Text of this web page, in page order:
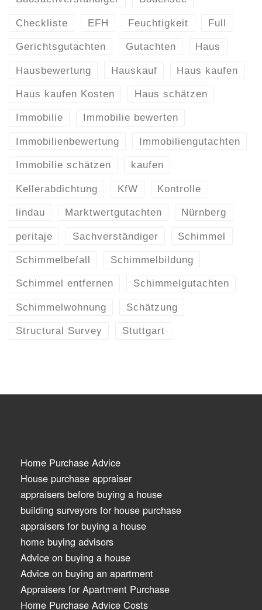
Checkliste EFH Feuchtigkeit Full
Gerichtsgutachten Gutachten Haus
Hausbewertung Hauskauf Haus kaufen
Haus kaufen Kosten Haus schätzen
Immobilie Immobilie bewerten
Immobilienbewertung Immobiliengutachten
Immobilie schätzen kaufen
Kellerabdichtung KfW Kontrolle
lindau Marktwertgutachten Nürnberg
peritaje Sachverständiger Schimmel
Schimmelbefall Schimmelbildung
Schimmel entfernen Schimmelgutachten
Schimmelwohnung Schätzung
Structural Survey Stuttgart
Home Purchase Advice
House purchase appraiser
appraisers before buying a house
building surveyors for house purchase
appraisers for buying a house
home buying advisors
Advice on buying a house
Advice on buying an apartment
Appraisers for Apartment Purchase
Home Purchase Advice Costs